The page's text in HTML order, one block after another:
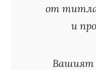
от
и
Вашият